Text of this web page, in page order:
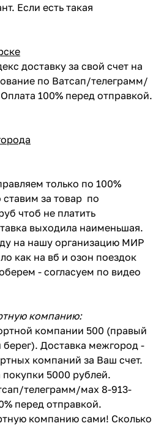
Если есть такая
доставку за свой счет на
по Ватсап/телеграмм/
100% перед отправкой.
только по 100%
за товар по
чтоб не платить
выходила наименьшая.
на нашу организацию МИР
как на вб и озон поездок
- согласуем по видео
компанию:
компании 500 (правый
берег). Доставка межгород -
компаний за Ваш счет.
5000 рублей.
телеграмм/мах 8-913-
перед отправкой.
компанию сами! Сколько